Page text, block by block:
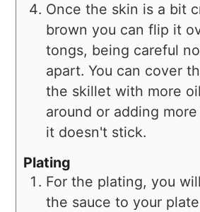
Once the skin is a bit
brown you can flip it
tongs, being careful
apart. You can cover
the skillet with more
around or adding
it doesn't stick.
Plating
For the plating, you
the sauce to your